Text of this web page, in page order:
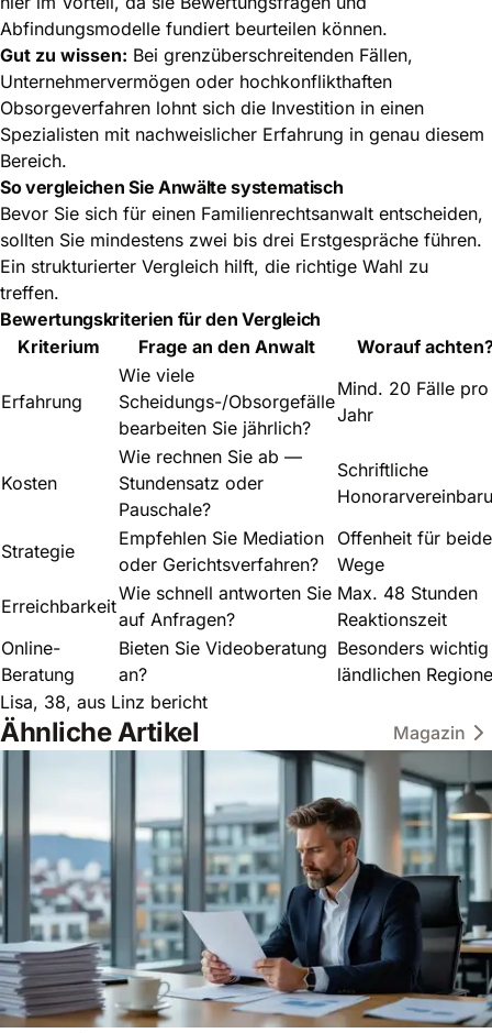
Abfindungsmodelle fundiert beurteilen können.
Gut zu wissen: Bei grenzüberschreitenden Fällen,
Unternehmervermögen oder hochkonflikthaften
Obsorgeverfahren lohnt sich die Investition in einen
Spezialisten mit nachweislicher Erfahrung in genau diesem
Bereich.
So vergleichen Sie Anwälte systematisch
Bevor Sie sich für einen Familienrechtsanwalt entscheiden,
sollten Sie mindestens zwei bis drei Erstgespräche führen.
Ein strukturierter Vergleich hilft, die richtige Wahl zu
treffen.
Bewertungskriterien für den Vergleich
Kriterium
Frage an den Anwalt Worauf
Erfahrung
Wie viele
Scheidungs-/Obsorgefälle
bearbeiten Sie jährlich?
Mind. 20 Fälle pro
Jahr
Kosten
Wie rechnen Sie ab —
Stundensatz oder
Pauschale?
Schriftliche
Strategie
Empfehlen Sie Mediation
oder Gerichtsverfahren?
Offenheit für beide
Wege
Erreichbarkeit
Wie schnell antworten Sie
auf Anfragen?
Max. 48 Stunden
Reaktionszeit
Online-
Beratung
Bieten Sie Videoberatung
an?
Besonders
ländlichen
Lisa, 38, aus Linz bericht
Ähnliche Artikel Magazin